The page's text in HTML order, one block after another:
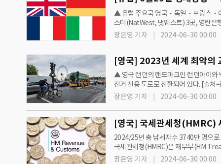
▲ 유럽 주요국 영국‧독일‧프랑스‧
스터(NatWest, 냇웨스트) 3곳, 영란은
수치가 정부 목표치인 2%로 떨어지면
장은영 기자 2024-06-30 00:00
[영국] 2023년 세계 최악의
▲ 영국 런던의 랜드마크인 런던아이와
전거 전용 도로로 전환되어 있다. [출
3위로 꼽혔다. 작년 런던 중심부의 평
장은영 기자 2024-06-30 00:00
[영국] 국세관세청(HMRC)
2024/25년 총 납세자수 3740만 명으
국세관세청(HMRC)은 재무부(HM
법(CRCA, Commissio…
장은영 기자 2024-06-30 00:00